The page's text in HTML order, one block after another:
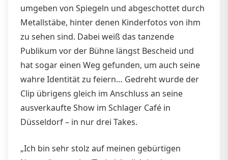
umgeben von Spiegeln und abgeschottet durch
Metallstäbe, hinter denen Kinderfotos von ihm
zu sehen sind. Dabei weiß das tanzende
Publikum vor der Bühne längst Bescheid und
hat sogar einen Weg gefunden, um auch seine
wahre Identität zu feiern… Gedreht wurde der
Clip übrigens gleich im Anschluss an seine
ausverkaufte Show im Schlager Café in
Düsseldorf – in nur drei Takes.
„Ich bin sehr stolz auf meinen gebürtigen